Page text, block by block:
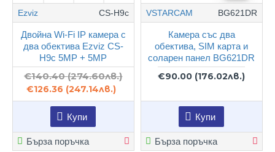
Ezviz CS-H9c
Двойна Wi-Fi IP камера с
два обектива Ezviz CS-
H9c 5MP + 5MP
€140.40(274.60лв.)
€126.36 (247.14лв.)
Купи
Бърза поръчка
VSTARCAM BG621DR
Камера със два
обектива, SIM карта и
соларен панел BG621DR
€90.00 (176.02лв.)
Купи
Бърза поръчка